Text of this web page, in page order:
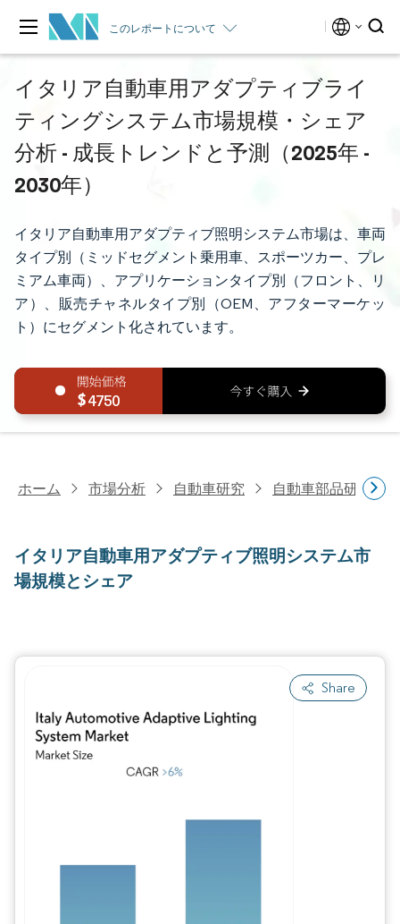
このレポートについて
イタリア自動車用アダプティブライ
ティングシステム市場規模・シェア
分析 - 成長トレンドと予測（2025年 -
2030年）
イタリア自動車用アダプティブ照明システム市場は、車両
タイプ別（ミッドセグメント乗用車、スポーツカー、プレ
ミアム車両）、アプリケーションタイプ別（フロント、リ
ア）、販売チャネルタイプ別（OEM、アフターマーケッ
ト）にセグメント化されています。
4750
ホーム 市場分析 自動車研究 自動車部品研究
イタリア自動車用アダプティブ照明システム市
場規模とシェア
Share